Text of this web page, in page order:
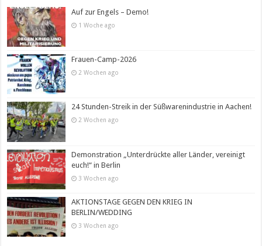
Auf zur Engels – Demo!
1 Woche ago
Frauen-Camp-2026
2 Wochen ago
24 Stunden-Streik in der Süßwarenindustrie in Aachen!
2 Wochen ago
Demonstration „Unterdrückte aller Länder, vereinigt
euch!“ in Berlin
3 Wochen ago
AKTIONSTAGE GEGEN DEN KRIEG IN
BERLIN/WEDDING
3 Wochen ago